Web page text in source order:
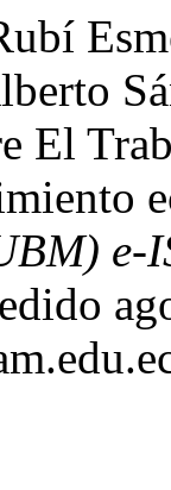
El
e-